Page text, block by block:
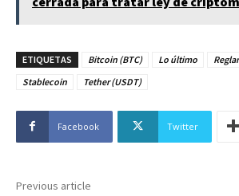
ETIQUETAS Bitcoin (BTC) Lo último
Stablecoin
Tether (USDT)
Facebook Twitter
Previous article